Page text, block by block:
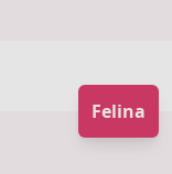
Felina